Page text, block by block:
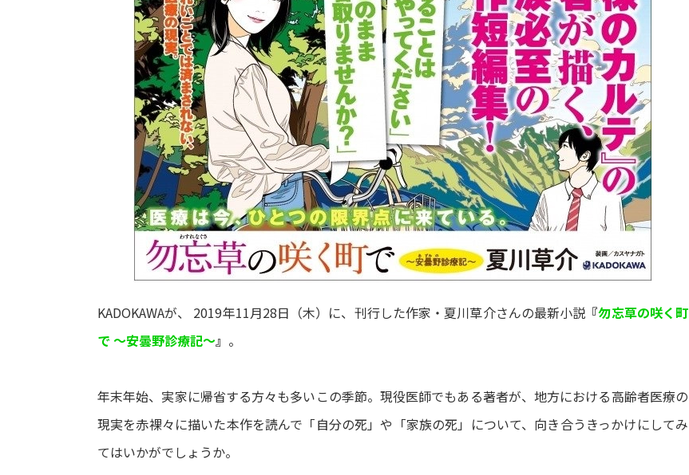
KADOKAWAが、 2019年11月28日（木）に、刊行した作家・夏川草介さんの最新小説 『勿忘草の咲く町
で ～安曇野診療記～』 。
年末年始、実家に帰省する方々も多いこの季節。現役医師でもある著者が、地方における高齢者医療の
現実を赤裸々に描いた本作を読んで「自分の死」や「家族の死」について、向き合うきっかけにしてみ
てはいかがでしょうか。